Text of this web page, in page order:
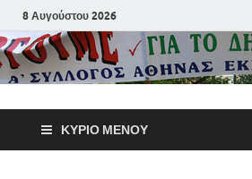
8 Αυγούστου 2026
ΚΎΡΙΟ ΜΕΝΟΎ